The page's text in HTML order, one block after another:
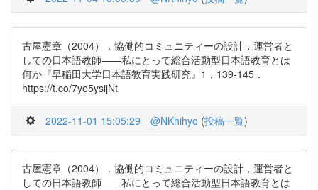
古屋憲章（2004）．協働的コミュニティーの設計，運営者と
しての日本語教師――私にとって総合活動型日本語教育とは
何か『早稲田大学日本語教育実践研究』1，139-145．
https://t.co/7ye5ysijNt
2022-11-01 15:05:29 @NKhihyo (投稿一覧)
古屋憲章（2004）．協働的コミュニティーの設計，運営者と
しての日本語教師――私にとって総合活動型日本語教育とは